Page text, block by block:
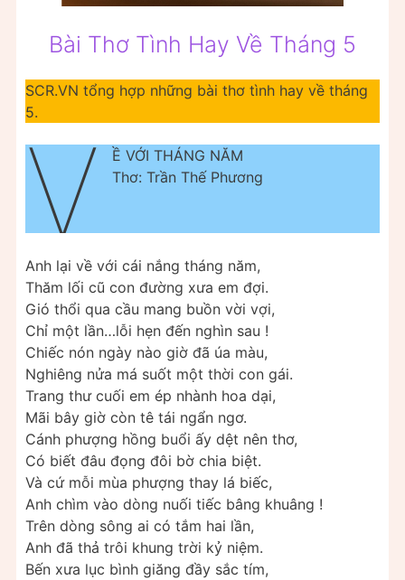
Bài Thơ Tình Hay Về Tháng 5
SCR.VN tổng hợp những bài thơ tình hay về tháng
5.
V
Ề VỚI THÁNG NĂM
Thơ: Trần Thế Phương
Anh lại về với cái nắng tháng năm,
Thăm lối cũ con đường xưa em đợi.
Gió thổi qua cầu mang buồn vời vợi,
Chỉ một lần…lỗi hẹn đến nghìn sau !
Chiếc nón ngày nào giờ đã úa màu,
Nghiêng nửa má suốt một thời con gái.
Trang thư cuối em ép nhành hoa dại,
Mãi bây giờ còn tê tái ngẩn ngơ.
Cánh phượng hồng buổi ấy dệt nên thơ,
Có biết đâu đọng đôi bờ chia biệt.
Và cứ mỗi mùa phượng thay lá biếc,
Anh chìm vào dòng nuối tiếc bâng khuâng !
Trên dòng sông ai có tắm hai lần,
Anh đã thả trôi khung trời kỷ niệm.
Bến xưa lục bình giăng đầy sắc tím,